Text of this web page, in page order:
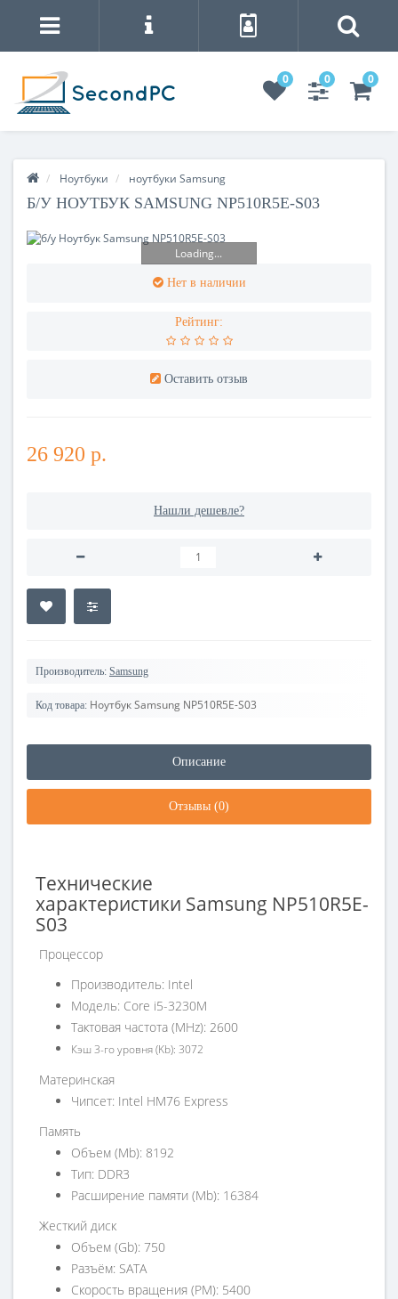
0 0 0
Ноутбуки ноутбуки Samsung
Б/У НОУТБУК SAMSUNG NP510R5E-S03
Loading...
Нет в наличии
Рейтинг:
Оставить отзыв
26 920 р.
Нашли дешевле?
Производитель: Samsung
Код товара: Ноутбук Samsung NP510R5E-S03
Описание
Отзывы (0)
Технические
характеристики Samsung NP510R5E-
S03
Процессор
Производитель: Intel
Модель: Core i5-3230M
Тактовая частота (MHz): 2600
Кэш 3-го уровня (Kb): 3072
Материнская
Чипсет: Intel HM76 Express
Память
Объем (Mb): 8192
Тип: DDR3
Расширение памяти (Mb): 16384
Жесткий диск
Объем (Gb): 750
Разъём: SATA
Скорость вращения (PM): 5400